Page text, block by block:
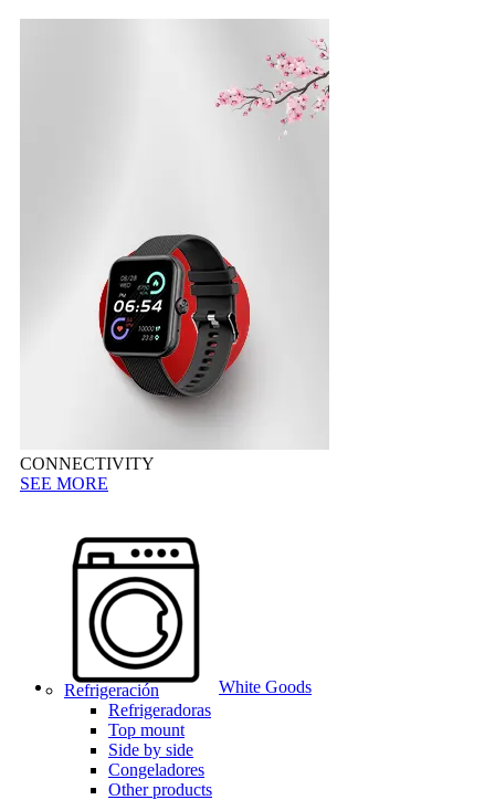
CONNECTIVITY
SEE MORE
White Goods
Refrigeración
Refrigeradoras
Top mount
Side by side
Congeladores
Other products